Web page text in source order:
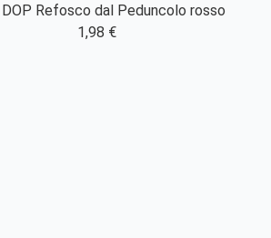
DOP Refosco dal Peduncolo rosso
1,98 €